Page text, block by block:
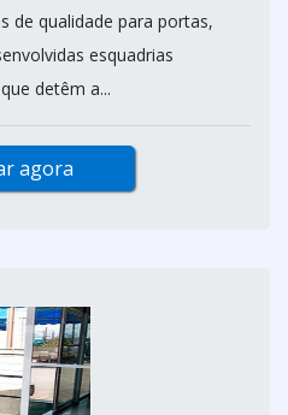
de qualidade para portas,
esquadrias
detêm a...
agora